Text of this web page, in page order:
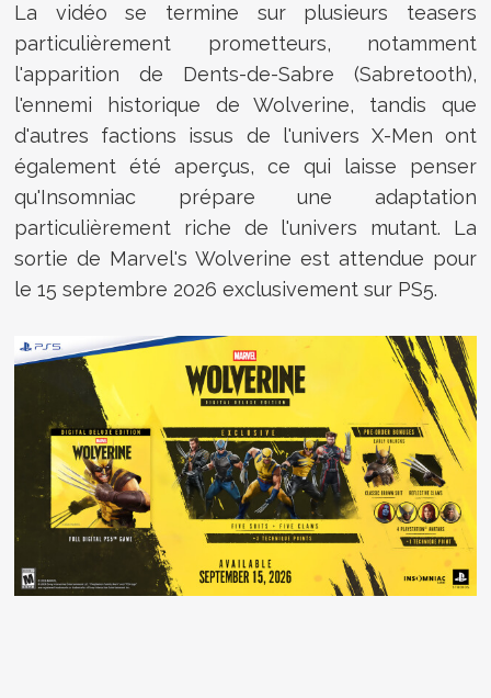
La vidéo se termine sur plusieurs teasers
particulièrement prometteurs, notamment
l'apparition de Dents-de-Sabre (Sabretooth),
l'ennemi historique de Wolverine, tandis que
d'autres factions issus de l'univers X-Men ont
également été aperçus, ce qui laisse penser
qu'Insomniac prépare une adaptation
particulièrement riche de l'univers mutant. La
sortie de Marvel's Wolverine est attendue pour
le 15 septembre 2026 exclusivement sur PS5.